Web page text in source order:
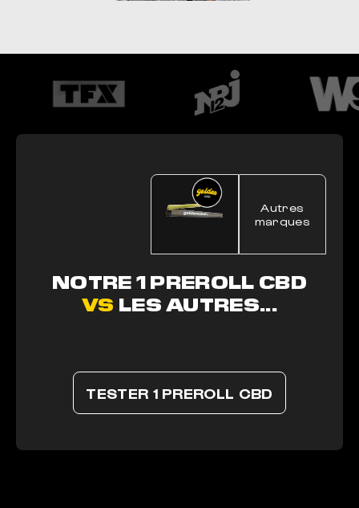
Autres
marques
NOTRE 1 PREROLL CBD
VS LES AUTRES...
TESTER 1 PREROLL CBD